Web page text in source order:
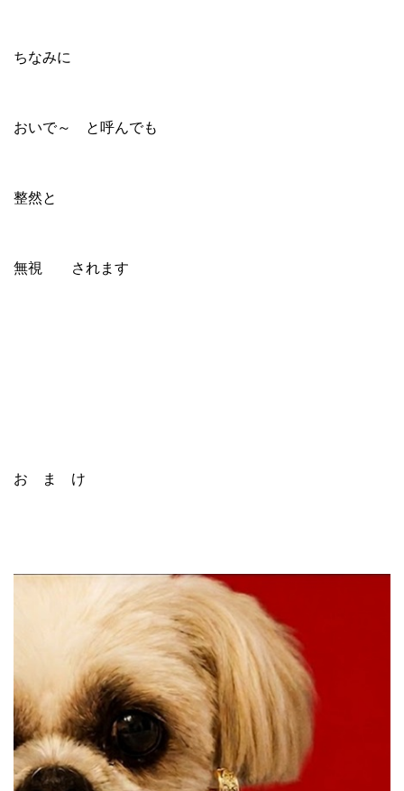
ちなみに
おいで～ と呼んでも
整然と
無視 されます
お ま け